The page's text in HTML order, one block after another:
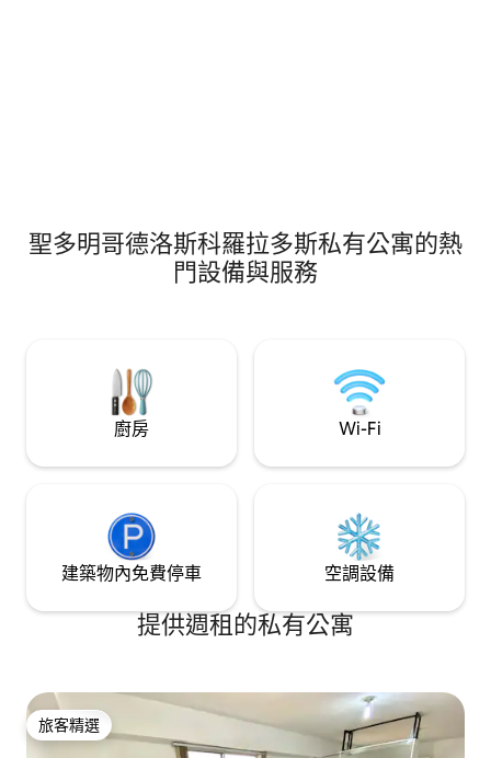
聖多明哥德洛斯科羅拉多斯私有公寓的熱
門設備與服務
廚房 Wi-Fi
建築物內免費停車 空調設備
提供週租的私有公寓
旅客精選
旅客精選